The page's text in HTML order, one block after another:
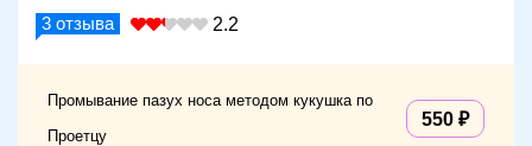
3 отзыва 2.2
Промывание пазух носа методом кукушка по
Проетцу
550